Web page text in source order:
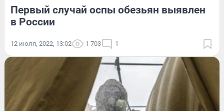
Первый случай оспы обезьян выявлен
в России
12 июля, 2022, 13:02 1 703 1